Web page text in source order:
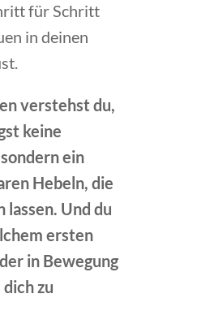
für Schritt
in deinen
verstehst du,
keine
ein
Hebeln, die
lassen. Und du
ersten
in Bewegung
zu